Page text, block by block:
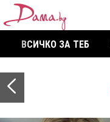
ВСИЧКО ЗА ТЕБ